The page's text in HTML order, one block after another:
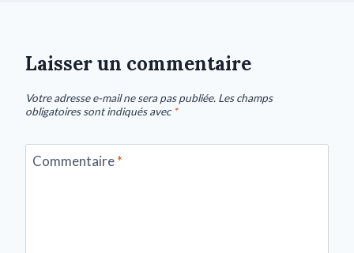
Laisser un commentaire
Votre adresse e-mail ne sera pas publiée. Les champs
obligatoires sont indiqués avec*
Commentaire*